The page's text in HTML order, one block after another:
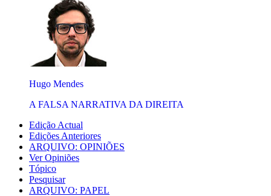
Hugo Mendes
A FALSA NARRATIVA DA DIREITA
Edição Actual
Edições Anteriores
ARQUIVO: OPINIÕES
Ver Opiniões
Tópico
Pesquisar
ARQUIVO: PAPEL